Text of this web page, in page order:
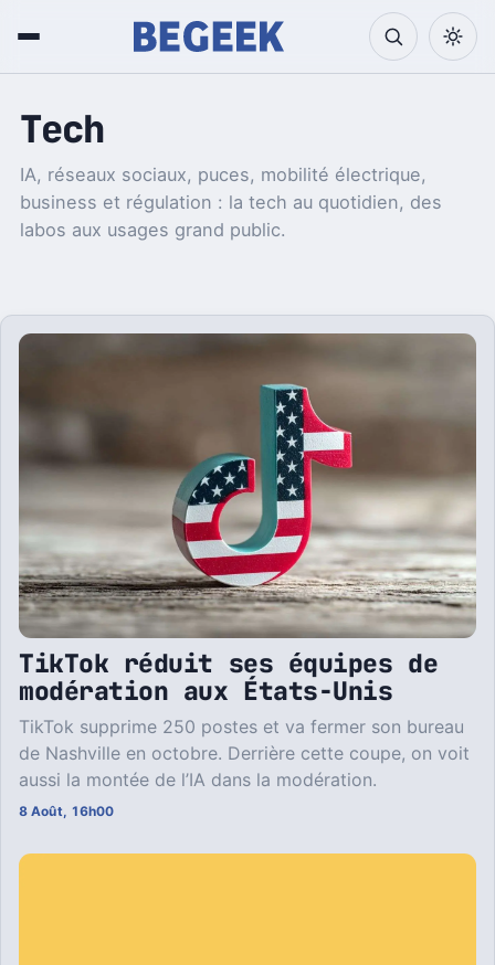
Tech
IA, réseaux sociaux, puces, mobilité électrique,
business et régulation : la tech au quotidien, des
labos aux usages grand public.
TikTok réduit ses équipes de
modération aux États-Unis
TikTok supprime 250 postes et va fermer son bureau
de Nashville en octobre. Derrière cette coupe, on voit
aussi la montée de l’IA dans la modération.
8 Août, 16h00